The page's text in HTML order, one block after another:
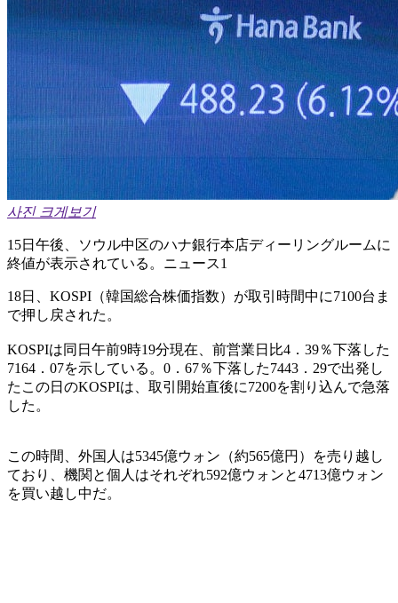
사진 크게보기
15日午後、ソウル中区のハナ銀行本店ディーリングルームに
終値が表示されている。ニュース1
18日、KOSPI（韓国総合株価指数）が取引時間中に7100台ま
で押し戻された。
KOSPIは同日午前9時19分現在、前営業日比4．39％下落した
7164．07を示している。0．67％下落した7443．29で出発し
たこの日のKOSPIは、取引開始直後に7200を割り込んで急落
した。
この時間、外国人は5345億ウォン（約565億円）を売り越し
ており、機関と個人はそれぞれ592億ウォンと4713億ウォン
を買い越し中だ。